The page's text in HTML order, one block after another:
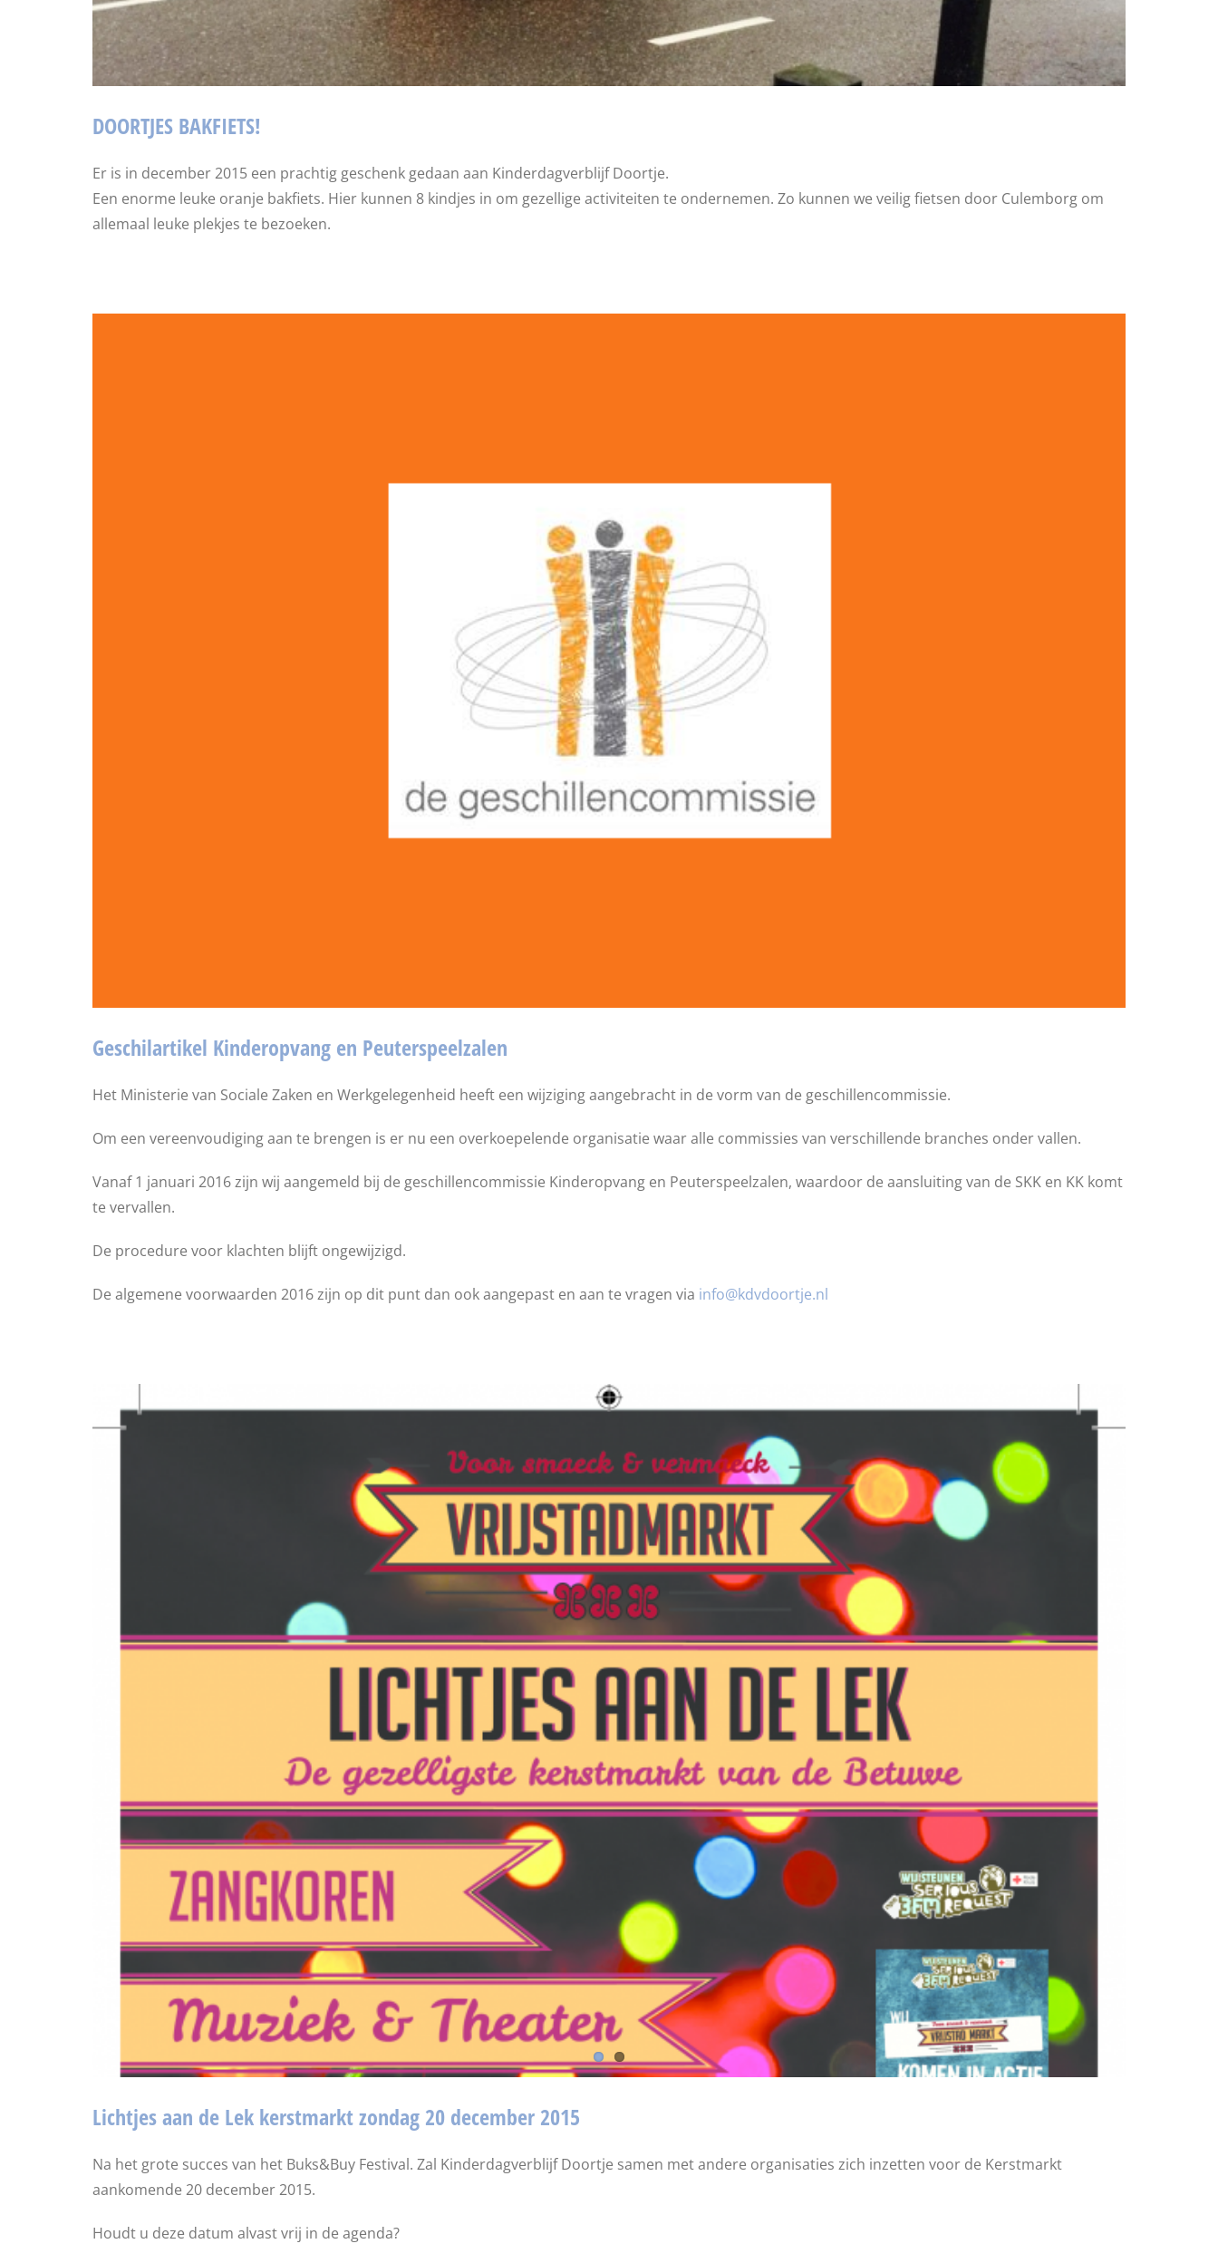
DOORTJES BAKFIETS!
Er is in december 2015 een prachtig geschenk gedaan aan Kinderdagverblijf Doortje.
Een enorme leuke oranje bakfiets. Hier kunnen 8 kindjes in om gezellige activiteiten te ondernemen. Zo kunnen we veilig fietsen door Culemborg om
allemaal leuke plekjes te bezoeken.
Geschilartikel Kinderopvang en Peuterspeelzalen
Het Ministerie van Sociale Zaken en Werkgelegenheid heeft een wijziging aangebracht in de vorm van de geschillencommissie.
Om een vereenvoudiging aan te brengen is er nu een overkoepelende organisatie waar alle commissies van verschillende branches onder vallen.
Vanaf 1 januari 2016 zijn wij aangemeld bij de geschillencommissie Kinderopvang en Peuterspeelzalen, waardoor de aansluiting van de SKK en KK komt
te vervallen.
De procedure voor klachten blijft ongewijzigd.
De algemene voorwaarden 2016 zijn op dit punt dan ook aangepast en aan te vragen via info@kdvdoortje.nl
Lichtjes aan de Lek kerstmarkt zondag 20 december 2015
Na het grote succes van het Buks&Buy Festival. Zal Kinderdagverblijf Doortje samen met andere organisaties zich inzetten voor de Kerstmarkt
aankomende 20 december 2015.
Houdt u deze datum alvast vrij in de agenda?